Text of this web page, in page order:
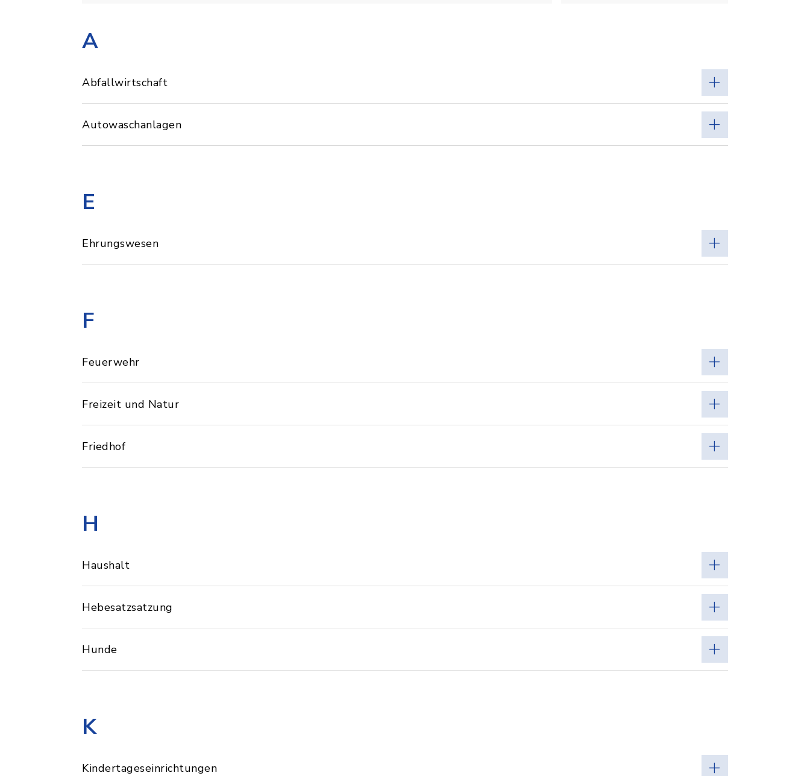
A
Abfallwirtschaft
Autowaschanlagen
E
Ehrungswesen
F
Feuerwehr
Freizeit und Natur
Friedhof
H
Haushalt
Hebesatzsatzung
Hunde
K
Kindertageseinrichtungen